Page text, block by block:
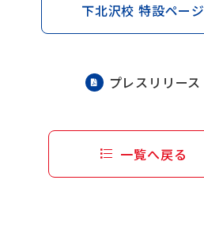
下北沢校 特設ページ
プレスリリース
一覧へ戻る